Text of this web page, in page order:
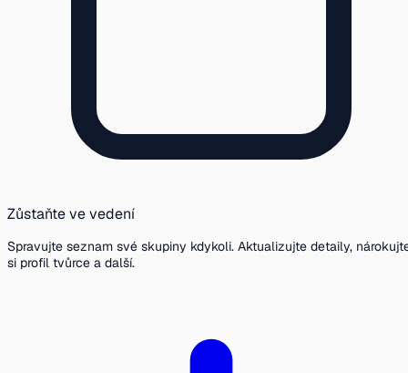
Zůstaňte ve vedení
Spravujte seznam své skupiny kdykoli. Aktualizujte detaily,
si profil tvůrce a další.